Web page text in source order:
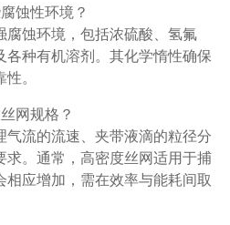
蚀性环境？
腐蚀环境，包括浓硫酸、氢氟
种有机溶剂。其化学惰性确保
。
网规格？
流的流速、夹带液滴的粒径分
。通常，高密度丝网适用于捕
应增加，需在效率与能耗间取